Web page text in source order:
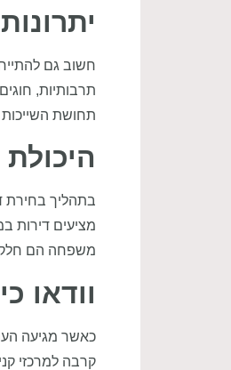
חשוב גם
תרבותיות,
תחושת
בתהליך בחירת
מציעים דירות
משפחה הם חלק
וודאו
כאשר מגיעה
קרבה למרכזי